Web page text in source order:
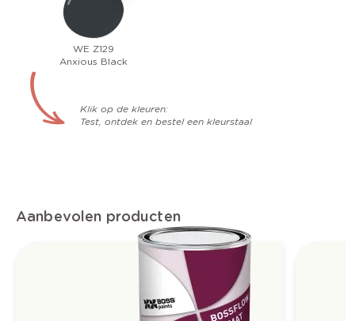
WE Z129
Anxious Black
Klik op de kleuren:
Test, ontdek en bestel een kleurstaal
Aanbevolen producten